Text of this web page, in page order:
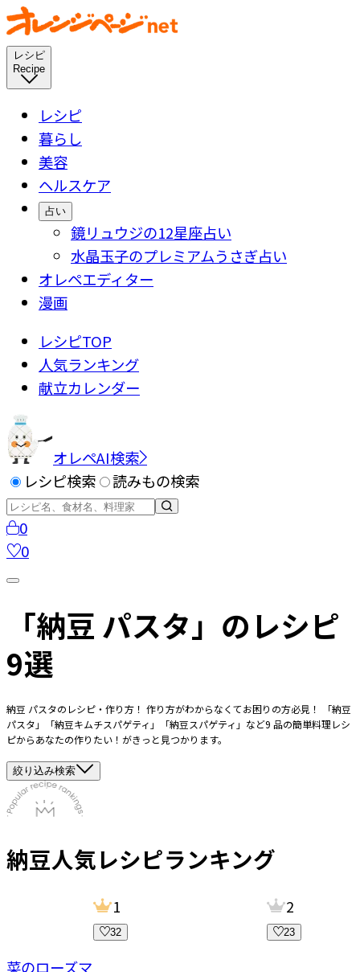
レシピ
Recipe
レシピ
暮らし
美容
ヘルスケア
占い
鏡リュウジの12星座占い
水晶玉子のプレミアムうさぎ占い
オレペエディター
漫画
レシピTOP
人気ランキング
献立カレンダー
オレペAI検索
レシピ検索
読みもの検索
0
0
「納豆 パスタ」のレシピ
9選
納豆 パスタのレシピ・作り方！ 作り方がわからなくてお困りの方必見！ 「納豆
パスタ」「納豆キムチスパゲティ」「納豆スパゲティ」など9 品の簡単料理レシ
ピからあなたの作りたい！がきっと見つかります。
絞り込み検索
納豆人気レシピランキング
菜のローズマ
1
32
2
23